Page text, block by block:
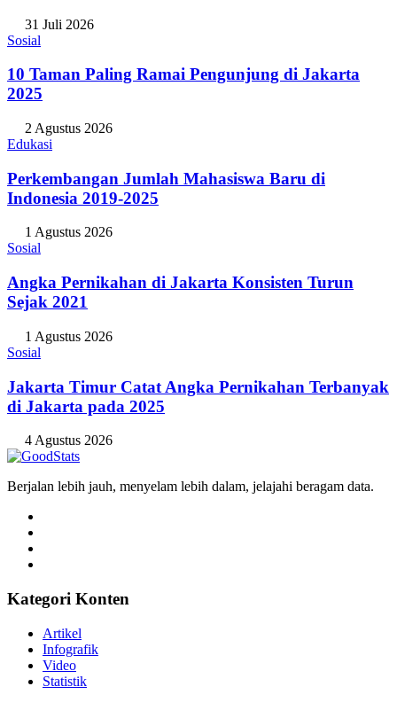
31 Juli 2026
Sosial
10 Taman Paling Ramai Pengunjung di Jakarta
2025
2 Agustus 2026
Edukasi
Perkembangan Jumlah Mahasiswa Baru di
Indonesia 2019-2025
1 Agustus 2026
Sosial
Angka Pernikahan di Jakarta Konsisten Turun
Sejak 2021
1 Agustus 2026
Sosial
Jakarta Timur Catat Angka Pernikahan Terbanyak
di Jakarta pada 2025
4 Agustus 2026
Berjalan lebih jauh, menyelam lebih dalam, jelajahi beragam data.
Kategori Konten
Artikel
Infografik
Video
Statistik